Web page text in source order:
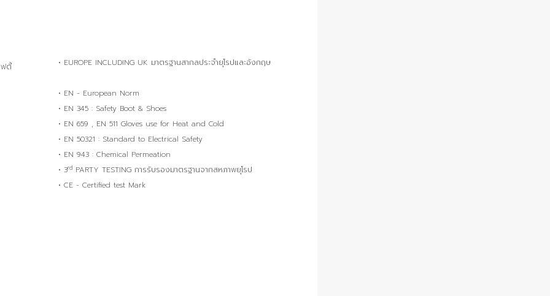
ฟตี้ • EUROPE INCLUDING UK มาตรฐานสากลประจำยุโรปและอังกฤษ
• EN - European Norm
• EN 345 : Safety Boot & Shoes
• EN 659 , EN 511 Gloves use for Heat and Cold
• EN 50321 : Standard to Electrical Safety
• EN 943 : Chemical Permeation
• 3rd PARTY TESTING การรับรองมาตรฐานจากสหภาพยุโรป
• CE - Certified test Mark